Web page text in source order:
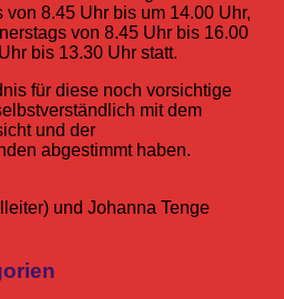
8.45 Uhr bis um 14.00 Uhr,
von 8.45 Uhr bis 16.00
bis 13.30 Uhr statt.
für diese noch vorsichtige
mit dem
und der
abgestimmt haben.
und Johanna Tenge